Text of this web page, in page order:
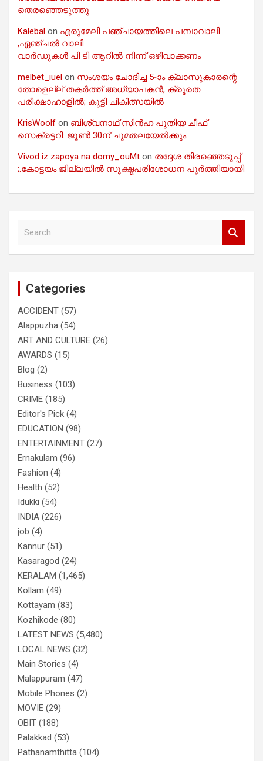
തെരഞ്ഞെടുത്തു
Kalebal on എരുമേലി പഞ്ചായത്തിലെ പമ്പാവാലി
,ഏഞ്ചൽ വാലി
വാർഡുകൾ പി ടി ആറിൽ നിന്ന് ഒഴിവാക്കണം
melbet_iuel on സംശയം ചോദിച്ച 5-ാം ക്ലാസുകാരന്റെ
തോളെല്ല് തകർത്ത് അധ്യാപകൻ; ക്രൂരത
പരീക്ഷാഹാളിൽ; കുട്ടി ചികിത്സയിൽ
KrisWoolf on ബിശ്വനാഥ് സിൻഹ പുതിയ ചീഫ്
സെക്രട്ടറി: ജൂൺ 30ന് ചുമതലയേൽക്കും
Vivod iz zapoya na domy_ouMt on തദ്ദേശ തിരഞ്ഞെടുപ്പ്
;.കോട്ടയം ജില്ലയിൽ സൂക്ഷ്മപരിശോധന പൂർത്തിയായി
Categories
ACCIDENT (57)
Alappuzha (54)
ART AND CULTURE (26)
AWARDS (15)
Blog (2)
Business (103)
CRIME (185)
Editor's Pick (4)
EDUCATION (98)
ENTERTAINMENT (27)
Ernakulam (96)
Fashion (4)
Health (52)
Idukki (54)
INDIA (226)
job (4)
Kannur (51)
Kasaragod (24)
KERALAM (1,465)
Kollam (49)
Kottayam (83)
Kozhikode (80)
LATEST NEWS (5,480)
LOCAL NEWS (32)
Main Stories (4)
Malappuram (47)
Mobile Phones (2)
MOVIE (29)
OBIT (188)
Palakkad (53)
Pathanamthitta (104)